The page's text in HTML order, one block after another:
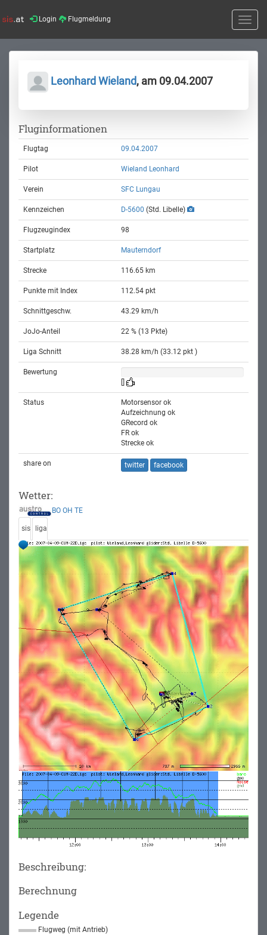
Login Flugmeldung
Toggle
Leonhard Wieland, am 09.04.2007
Fluginformationen
Flugtag 09.04.2007
Pilot Wieland Leonhard
Verein SFC Lungau
Kennzeichen D-5600 (Std. Libelle)
Flugzeugindex 98
Startplatz Mauterndorf
Strecke 116.65 km
Punkte mit Index 112.54 pkt
Schnittgeschw. 43.29 km/h
JoJo-Anteil 22 % (13 Pkte)
Liga Schnitt 38.28 km/h (33.12 pkt )
Bewertung
Status
Motorsensor ok
Aufzeichnung ok
GRecord ok
FR ok
Strecke ok
share on twitter facebook
Wetter:
BO OH TE
sis liga
Beschreibung:
Berechnung
Legende
Flugweg (mit Antrieb)